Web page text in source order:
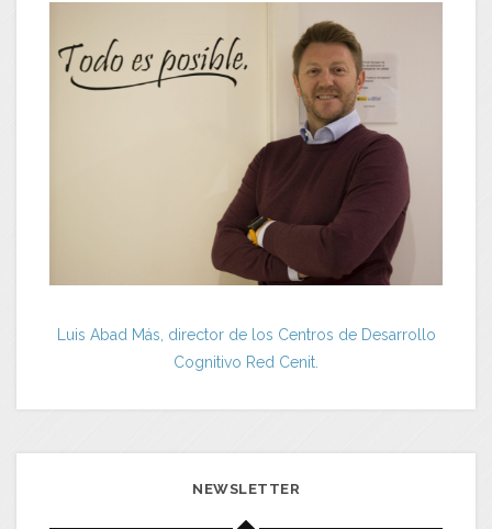
Luis Abad Más, director de los Centros de Desarrollo
Cognitivo Red Cenit.
NEWSLETTER